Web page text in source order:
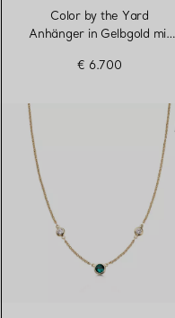
Color by the Yard
Anhänger in Gelbgold mit
€ 6.700